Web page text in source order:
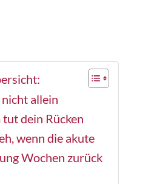
allein
dein Rücken
wenn die akute
Wochen zurück